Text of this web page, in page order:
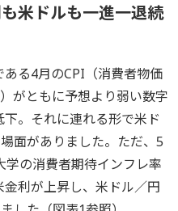
米ドルも一進一退続
る4月のCPI（消費者物価
がともに予想より弱い数字
。それに連れる形で米ド
面がありました。ただ、5
の消費者期待インフレ率
利が上昇し、米ドル／円